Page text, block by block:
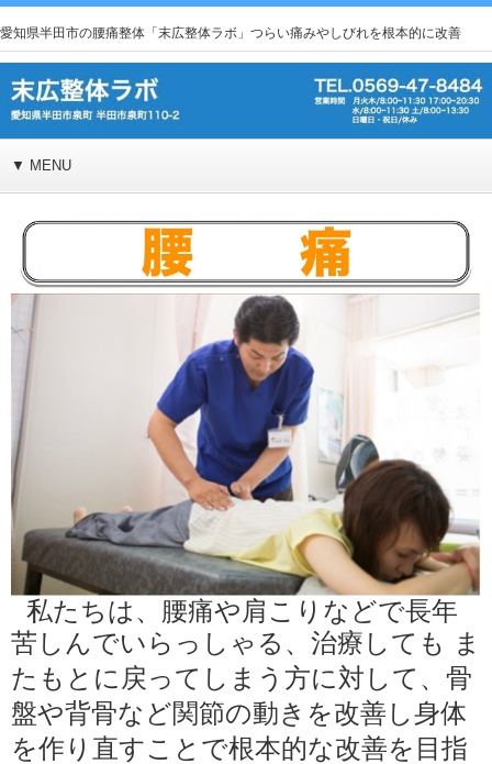
愛知県半田市の腰痛整体「末広整体ラボ」つらい痛みやしびれを根本的に改善
▼ MENU
私たちは、腰痛や肩こりなどで長年
苦しんでいらっしゃる、治療しても ま
たもとに戻ってしまう方に対して、 骨
盤や背骨など関節の動きを改善し身体
を作り直すことで根本的な改善を目指